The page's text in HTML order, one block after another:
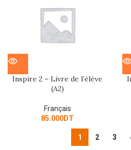
Inspire 2 – Livre de l’élève
(A2)
Français
85.000DT
1 2 3